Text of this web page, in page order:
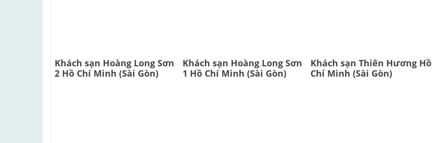
Khách sạn Hoàng Long Sơn
2 Hồ Chí Minh (Sài Gòn)
Khách sạn Hoàng Long Sơn
1 Hồ Chí Minh (Sài Gòn)
Khách sạn Thiên Hương Hồ
Chí Minh (Sài Gòn)